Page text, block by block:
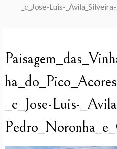
_c_Jose-Luis-
_c_Jose-Luis-